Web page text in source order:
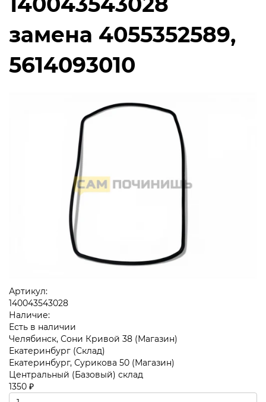
замена 4055352589,
5614093010
Артикул:
140043543028
Наличие:
Есть в наличии
Челябинск, Сони Кривой 38 (Магазин)
Екатеринбург (Склад)
Екатеринбург, Сурикова 50 (Магазин)
Центральный (Базовый) склад
1350 ₽